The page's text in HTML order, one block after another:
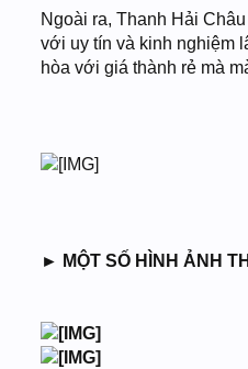
Ngoài ra, Thanh Hải
với uy tín và kinh nghiệm
hòa với giá thành rẻ mà
► MỘT SỐ HÌNH ẢNH